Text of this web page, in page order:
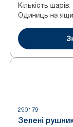
Кількість шарів:
Одиниць на
290179
Зелені